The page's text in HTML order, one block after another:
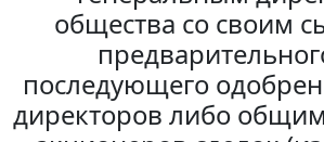
общества со своим
последующего
директоров либо